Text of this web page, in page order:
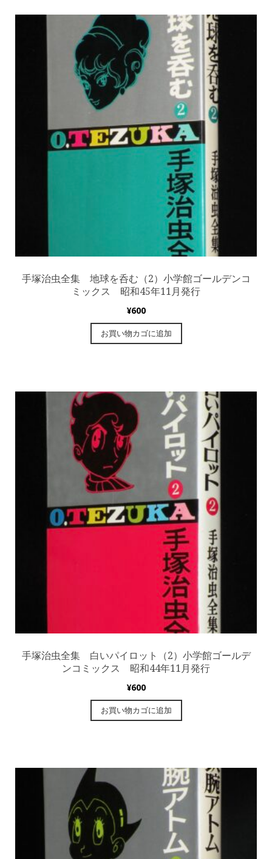
手塚治虫全集 地球を呑む（2）小学館ゴールデンコ
ミックス 昭和45年11月発行
¥600
お買い物カゴに追加
手塚治虫全集 白いパイロット（2）小学館ゴールデ
ンコミックス 昭和44年11月発行
¥600
お買い物カゴに追加